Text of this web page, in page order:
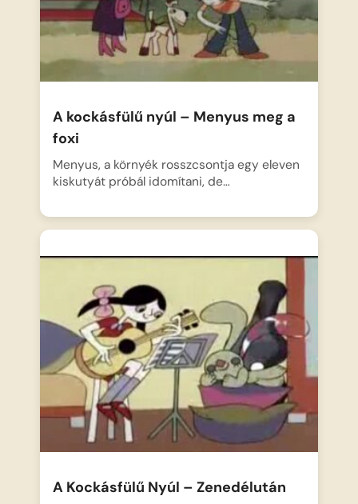
A kockásfülű nyúl – Menyus meg a
foxi
Menyus, a környék rosszcsontja egy eleven
kiskutyát próbál idomítani, de…
A Kockásfülű Nyúl – Zenedélután